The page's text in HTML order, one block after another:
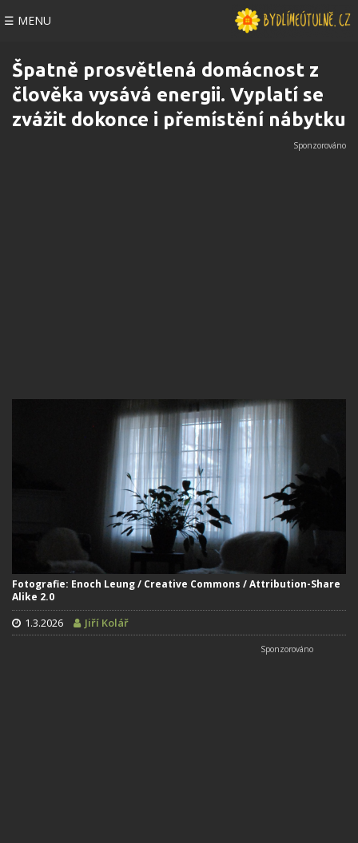
☰ MENU
Špatně prosvětlená domácnost z
člověka vysává energii. Vyplatí se
zvážit dokonce i přemístění nábytku
Fotografie: Enoch Leung / Creative Commons / Attribution-Share
Alike 2.0
1.3.2026 Jiří Kolář